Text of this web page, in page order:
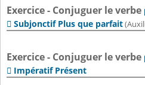
Exercice - Conjuguer le verbe
 Subjonctif Plus que parfait
Exercice - Conjuguer le verbe
 Impératif Présent